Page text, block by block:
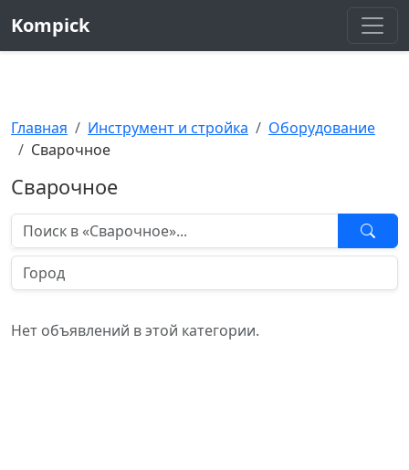
Kompick
Главная Инструмент и стройка
Оборудование
Сварочное
Сварочное
Нет объявлений в этой категории.